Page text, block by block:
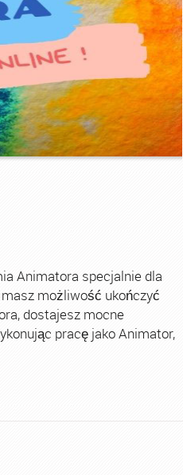
Animatora specjalnie dla
możliwość ukończyć
dostajesz mocne
pracę jako Animator,